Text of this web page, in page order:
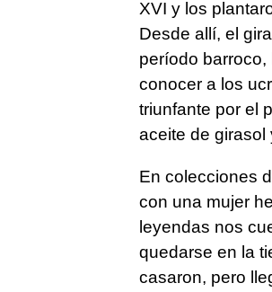
XVI y los
Desde allí, el
período
conocer a los
triunfante por el
aceite de girasol
En colecciones
con una mujer
leyendas nos
quedarse en la
casaron, pero